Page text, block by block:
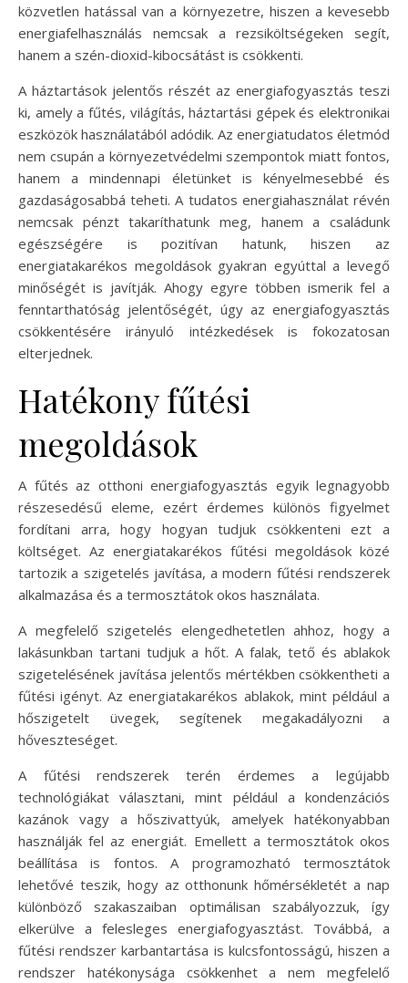
közvetlen hatással van a környezetre, hiszen a kevesebb
energiafelhasználás nemcsak a rezsiköltségeken segít,
hanem a szén-dioxid-kibocsátást is csökkenti.
A háztartások jelentős részét az energiafogyasztás teszi
ki, amely a fűtés, világítás, háztartási gépek és elektronikai
eszközök használatából adódik. Az energiatudatos életmód
nem csupán a környezetvédelmi szempontok miatt fontos,
hanem a mindennapi életünket is kényelmesebbé és
gazdaságosabbá teheti. A tudatos energiahasználat révén
nemcsak pénzt takaríthatunk meg, hanem a családunk
egészségére is pozitívan hatunk, hiszen az
energiatakarékos megoldások gyakran egyúttal a levegő
minőségét is javítják. Ahogy egyre többen ismerik fel a
fenntarthatóság jelentőségét, úgy az energiafogyasztás
csökkentésére irányuló intézkedések is fokozatosan
elterjednek.
Hatékony fűtési
megoldások
A fűtés az otthoni energiafogyasztás egyik legnagyobb
részesedésű eleme, ezért érdemes különös figyelmet
fordítani arra, hogy hogyan tudjuk csökkenteni ezt a
költséget. Az energiatakarékos fűtési megoldások közé
tartozik a szigetelés javítása, a modern fűtési rendszerek
alkalmazása és a termosztátok okos használata.
A megfelelő szigetelés elengedhetetlen ahhoz, hogy a
lakásunkban tartani tudjuk a hőt. A falak, tető és ablakok
szigetelésének javítása jelentős mértékben csökkentheti a
fűtési igényt. Az energiatakarékos ablakok, mint például a
hőszigetelt üvegek, segítenek megakadályozni a
hőveszteséget.
A fűtési rendszerek terén érdemes a legújabb
technológiákat választani, mint például a kondenzációs
kazánok vagy a hőszivattyúk, amelyek hatékonyabban
használják fel az energiát. Emellett a termosztátok okos
beállítása is fontos. A programozható termosztátok
lehetővé teszik, hogy az otthonunk hőmérsékletét a nap
különböző szakaszaiban optimálisan szabályozzuk, így
elkerülve a felesleges energiafogyasztást. Továbbá, a
fűtési rendszer karbantartása is kulcsfontosságú, hiszen a
rendszer hatékonysága csökkenhet a nem megfelelő